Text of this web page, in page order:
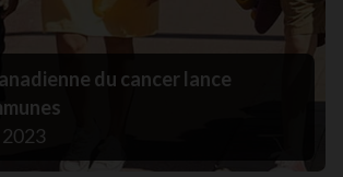
du cancer lance